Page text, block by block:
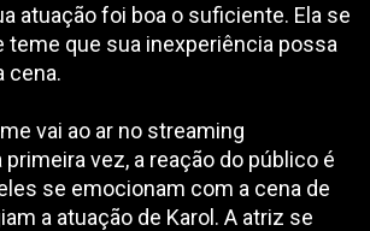
atuação foi boa o suficiente. Ela se
teme que sua inexperiência possa
cena.
vai ao ar no streaming
vez, a reação do público é
se emocionam com a cena de
a atuação de Karol. A atriz se